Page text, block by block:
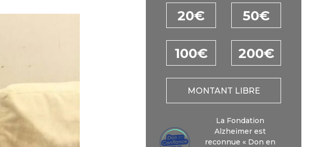
20€ 50€
100€ 200€
MONTANT LIBRE
La Fondation
Alzheimer est
reconnue « Don en